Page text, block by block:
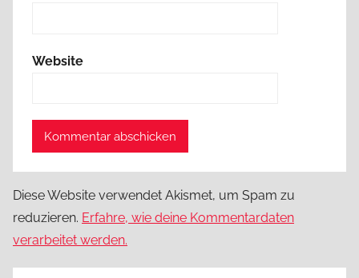
Website
Diese Website verwendet Akismet, um Spam zu
reduzieren. Erfahre, wie deine Kommentardaten
verarbeitet werden.